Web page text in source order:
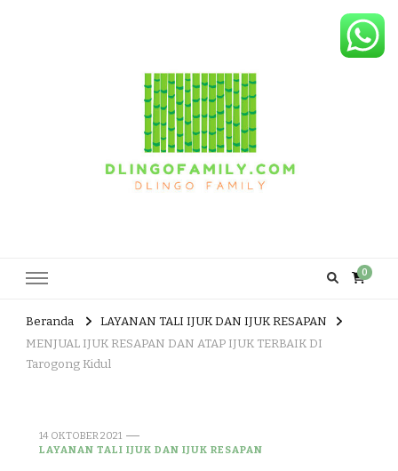
0
Beranda
LAYANAN TALI IJUK DAN IJUK RESAPAN
MENJUAL IJUK RESAPAN DAN ATAP IJUK TERBAIK DI
Tarogong Kidul
14 OKTOBER 2021
LAYANAN TALI IJUK DAN IJUK RESAPAN